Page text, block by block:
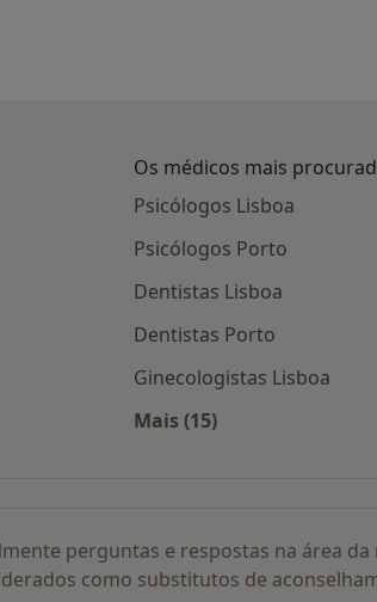
Os médicos mais
Psicólogos Lisboa
Psicólogos Porto
Dentistas Lisboa
Dentistas Porto
Ginecologistas Lisboa
Mais (15)
perguntas e respostas na área
como substitutos de